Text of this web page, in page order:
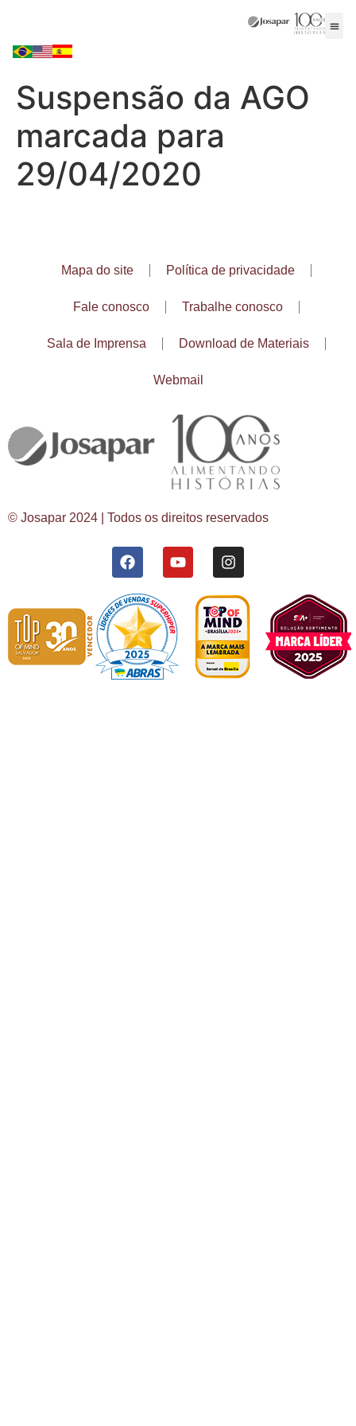
Suspensão da AGO
marcada para
29/04/2020
Mapa do site Política de privacidade
Fale conosco Trabalhe conosco
Sala de Imprensa Download de Materiais
Webmail
© Josapar 2024 | Todos os direitos reservados